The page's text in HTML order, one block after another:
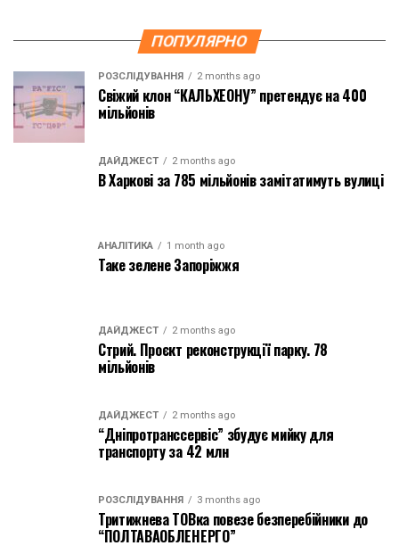
ПОПУЛЯРНО
РОЗСЛІДУВАННЯ 2 months ago
Свіжий клон “КАЛЬХЕОНУ” претендує на 400
мільйонів
ДАЙДЖЕСТ 2 months ago
В Харкові за 785 мільйонів замітатимуть вулиці
АНАЛІТИКА 1 month ago
Таке зелене Запоріжжя
ДАЙДЖЕСТ 2 months ago
Стрий. Проєкт реконструкції парку. 78
мільйонів
ДАЙДЖЕСТ 2 months ago
“Дніпротранссервіс” збудує мийку для
транспорту за 42 млн
РОЗСЛІДУВАННЯ 3 months ago
Тритижнева ТОВка повезе безперебійники до
“ПОЛТАВАОБЛЕНЕРГО”